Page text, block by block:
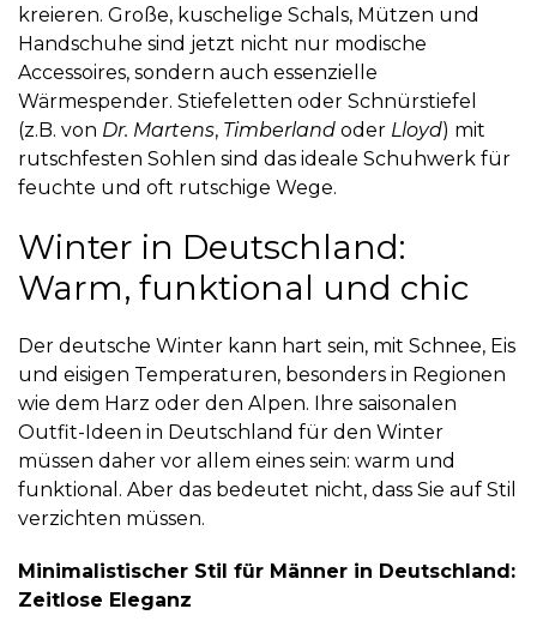
kreieren. Große, kuschelige Schals, Mützen und
Handschuhe sind jetzt nicht nur modische
Accessoires, sondern auch essenzielle
Wärmespender. Stiefeletten oder Schnürstiefel
(z.B. von Dr. Martens, Timberland oder Lloyd) mit
rutschfesten Sohlen sind das ideale Schuhwerk für
feuchte und oft rutschige Wege.
Winter in Deutschland:
Warm, funktional und chic
Der deutsche Winter kann hart sein, mit Schnee, Eis
und eisigen Temperaturen, besonders in Regionen
wie dem Harz oder den Alpen. Ihre saisonalen
Outfit-Ideen in Deutschland für den Winter
müssen daher vor allem eines sein: warm und
funktional. Aber das bedeutet nicht, dass Sie auf Stil
verzichten müssen.
Minimalistischer Stil für Männer in Deutschland:
Zeitlose Eleganz